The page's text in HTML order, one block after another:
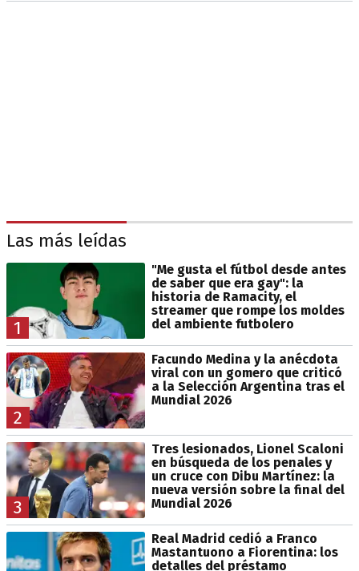
Las más leídas
1
"Me gusta el fútbol desde antes
de saber que era gay": la
historia de Ramacity, el
streamer que rompe los moldes
del ambiente futbolero
2
Facundo Medina y la anécdota
viral con un gomero que criticó
a la Selección Argentina tras el
Mundial 2026
3
Tres lesionados, Lionel Scaloni
en búsqueda de los penales y
un cruce con Dibu Martínez: la
nueva versión sobre la final del
Mundial 2026
Real Madrid cedió a Franco
Mastantuono a Fiorentina: los
detalles del préstamo